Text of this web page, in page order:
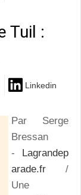
Tuil :
Linkedin
Par Serge
Bressan
-
Lagrandep
arade.fr /
Une